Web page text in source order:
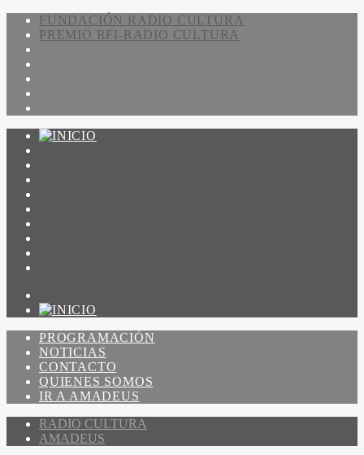
FUNDACIÓN RADIO CULTURA
PREMIO RFI-RADIO CULTURA
PROGRAMACIÓN
NOTICIAS
CONTACTO
QUIENES SOMOS
IR A AMADEUS
RADIO CULTURA
AMADEUS